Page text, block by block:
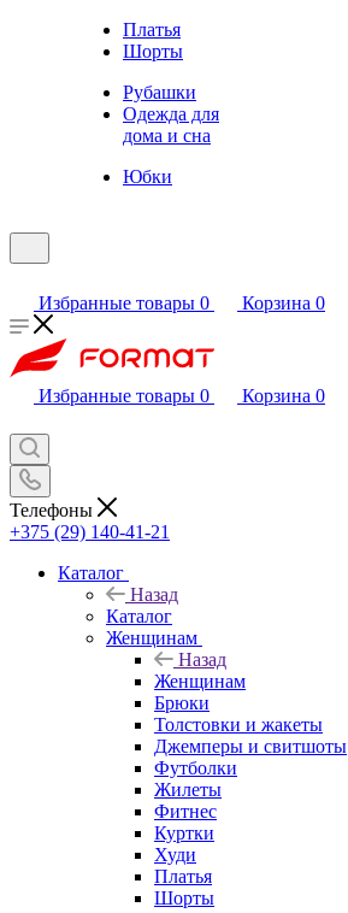
Платья
Шорты
Рубашки
Одежда для
дома и сна
Юбки
Избранные товары 0 Корзина 0
Избранные товары 0 Корзина 0
Телефоны
+375 (29) 140-41-21
Каталог
Назад
Каталог
Женщинам
Назад
Женщинам
Брюки
Толстовки и жакеты
Джемперы и свитшоты
Футболки
Жилеты
Фитнес
Куртки
Худи
Платья
Шорты